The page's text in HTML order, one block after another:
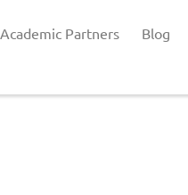
Academic Partners Blog